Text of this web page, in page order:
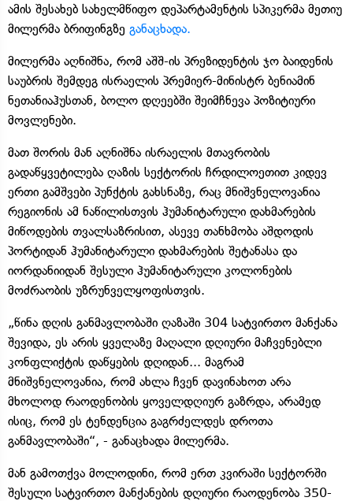
ამის შესახებ სახელმწიფო დეპარტამენტის სპიკერმა მეთიუ
მილერმა ბრიფინგზე განაცხადა.
მილერმა აღნიშნა, რომ აშშ-ის პრეზიდენტის ჯო ბაიდენის
საუბრის შემდეგ ისრაელის პრემიერ-მინისტრ ბენიამინ
ნეთანიაჰუსთან, ბოლო დღეებში შეიმჩნევა პოზიტიური
მოვლენები.
მათ შორის მან აღნიშნა ისრაელის მთავრობის
გადაწყვეტილება ღაზის სექტორის ჩრდილოეთით კიდევ
ერთი გამშვები პუნქტის გახსნაზე, რაც მნიშვნელოვანია
რეგიონის ამ ნაწილისთვის ჰუმანიტარული დახმარების
მიწოდების თვალსაზრისით, ასევე თანხმობა აშდოდის
პორტიდან ჰუმანიტარული დახმარების შეტანასა და
იორდანიიდან შესული ჰუმანიტარული კოლონების
მოძრაობის უზრუნველყოფისთვის.
„წინა დღის განმავლობაში ღაზაში 304 სატვირთო მანქანა
შევიდა, ეს არის ყველაზე მაღალი დღიური მაჩვენებლი
კონფლიქტის დაწყების დღიდან... მაგრამ
მნიშვნელოვანია, რომ ახლა ჩვენ დავინახოთ არა
მხოლოდ რაოდენობის ყოველდღიურ გაზრდა, არამედ
ისიც, რომ ეს ტენდენცია გაგრძელდეს დროთა
განმავლობაში“, - განაცხადა მილერმა.
მან გამოთქვა მოლოდინი, რომ ერთ კვირაში სექტორში
შესული სატვირთო მანქანების დღიური რაოდენობა 350-